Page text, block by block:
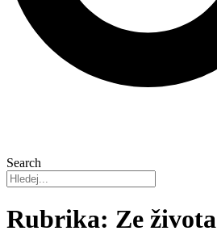
Search
Rubrika: Ze života